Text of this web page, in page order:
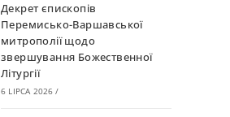
Декрет єпископів
Перемисько-Варшавської
митрополії щодо
звершування Божественної
Літургії
6 LIPCA 2026 /